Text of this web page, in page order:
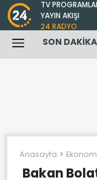
TV
YAYIN AKIŞI
24 RADYO
SON DAKİKA
Anasayfa
Bakan